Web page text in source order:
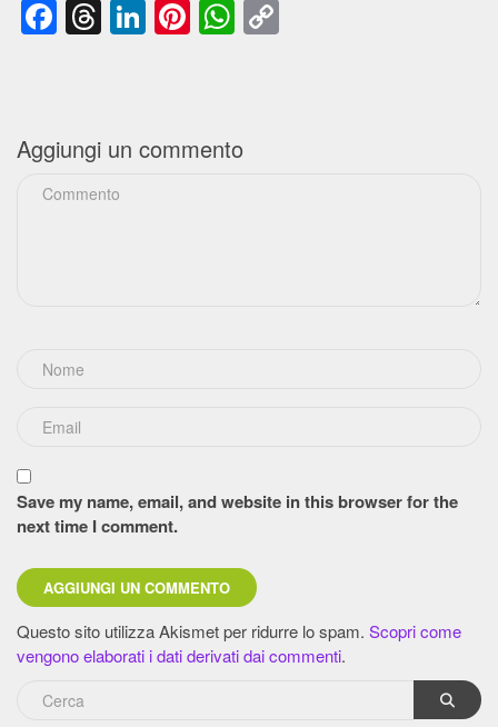
Facebook
Threads
LinkedIn
Pinterest
WhatsApp
Aggiungi un commento
Save my name, email, and website in this browser for the
next time I comment.
Questo sito utilizza Akismet per ridurre lo spam. Scopri come
vengono elaborati i dati derivati dai commenti.